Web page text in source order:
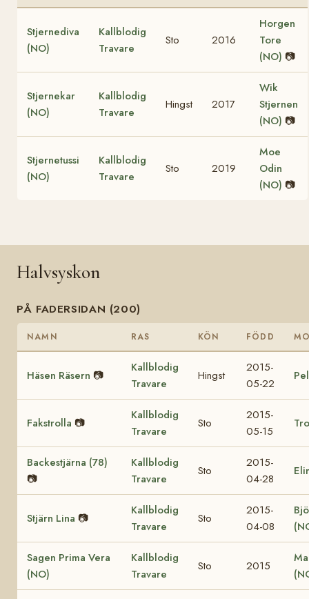
Stjernediva
(NO)
Kallblodig
Travare
Sto 2016
Horgen
Tore
(NO) 📷
Stjernekar
(NO)
Kallblodig
Travare
Hingst 2017
Wik
Stjernen
(NO) 📷
Stjernetussi
(NO)
Kallblodig
Travare
Sto 2019
Moe
Odin
(NO) 📷
Halvsyskon
PÅ FADERSIDAN (200)
NAMN RAS KÖN FÖDD
Häsen Räsern 📷
Kallblodig
Travare
Hingst
2015-
05-22
Fakstrolla 📷
Kallblodig
Travare
Sto
2015-
05-15
Backestjärna (78)
📷
Kallblodig
Travare
Sto
2015-
04-28
Stjärn Lina 📷
Kallblodig
Travare
Sto
2015-
04-08
Sagen Prima Vera
(NO)
Kallblodig
Travare
Sto 2015